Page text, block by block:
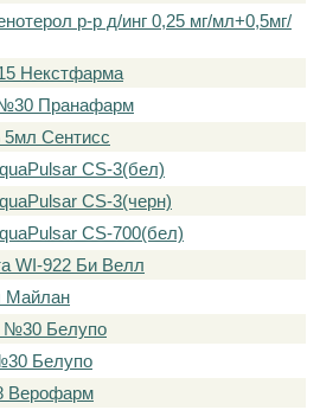
р-р д/инг 0,25 мг/мл+0,5мг/
Некстфарма
№30 Пранафарм
5мл Сентисс
CS-3(бел)
CS-3(черн)
CS-700(бел)
WI-922 Би Велл
Майлан
№30 Белупо
Белупо
Верофарм